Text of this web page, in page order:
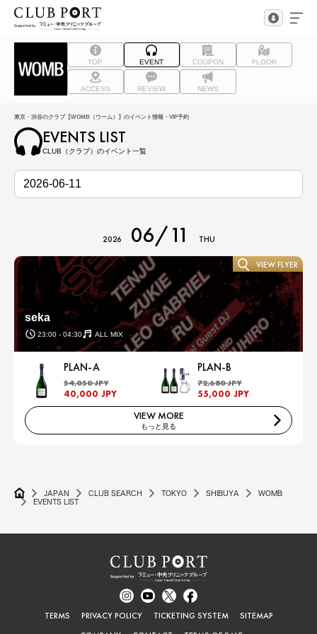
TOP EVENT COUPON FLOOR
ACCESS REVIEW NEWS
東京・渋谷のクラブ【WOMB（ウーム）】のイベント情報・VIP予約
EVENTS LIST
CLUB（クラブ）のイベント一覧
2026 06/11 THU
seka
23:00 - 04:30 ALL MIX
VIEW FLYER
PLAN-A
54,050 JPY
40,000 JPY
PLAN-B
72,680 JPY
55,000 JPY
VIEW MORE
もっと見る
JAPAN CLUB SEARCH TOKYO SHIBUYA
WOMB
EVENTS LIST
TERMS PRIVACY POLICY TICKETING SYSTEM
SITEMAP